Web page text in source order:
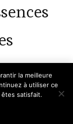
labellisés
×
avec
Voir l'offre
la meilleure
à utiliser ce
satisfait.